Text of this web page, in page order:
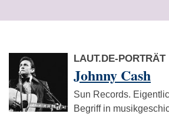
LAUT.DE-PORTRÄT
Johnny Cash
Sun Records.
Begriff in